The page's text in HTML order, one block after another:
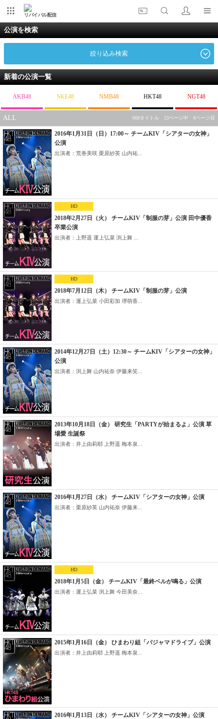
リバイバル配信
公演を検索
絞り込み検索
新着の公演一覧
AKB48 SKE48 NMB48 HKT48 NGT48
ALL 668タイトル 23ページ中 6ページ目
2016年1月31日（日）17:00～ チームKIV「シアターの女神」
公演
出演者：荒巻美咲 栗原紗英 山内祐...
HD
2018年2月27日（火） チームKIV「制服の芽」公演 田中優香
卒業公演
出演者：上野遥 運上弘菜 渕上舞 ...
HD
2018年7月12日（木） チームKIV「制服の芽」公演
出演者：運上弘菜 小田彩加 堺萌香...
2014年12月27日（土）12:30～ チームKIV「シアターの女神」
公演
出演者：渕上舞 山内祐奈 伊藤来笑...
2013年10月18日（金） 研究生「PARTYが始まるよ」公演 草
場愛 生誕祭
出演者：井上由莉耶 上野遥 梅本泉...
2016年1月27日（水） チームKIV「シアターの女神」公演
出演者：栗原紗英 山内祐奈 伊藤来...
HD
2018年1月5日（金） チームKIV「最終ベルが鳴る」公演
出演者：運上弘菜 渕上舞 今田美奈...
2015年1月16日（金） ひまわり組「パジャマドライブ」公演
出演者：井上由莉耶 上野遥 梅本泉...
2016年1月13日（水） チームKIV「シアターの女神」公演